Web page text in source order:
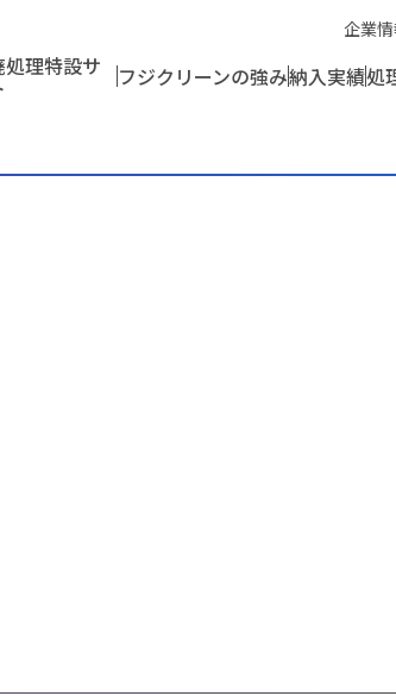
企業
処理特設サ フジクリーンの強み納入実績処